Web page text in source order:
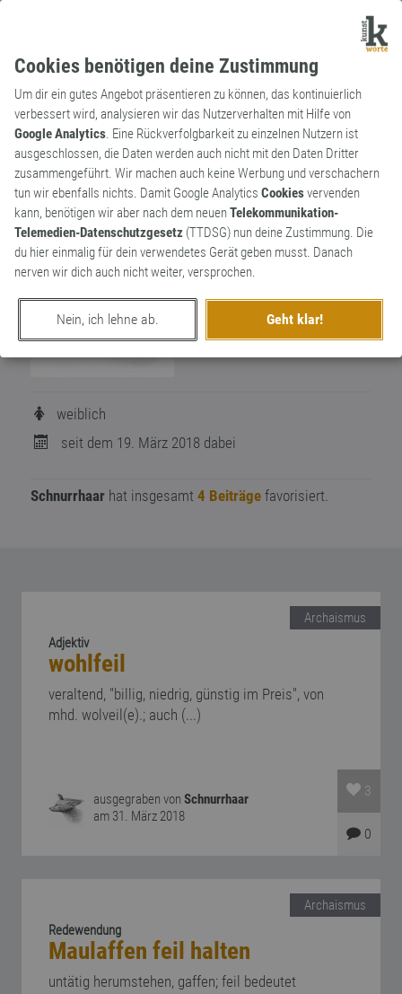
Cookies benötigen deine Zustimmung
Um dir ein gutes Angebot präsentieren zu können, das kontinuierlich
verbessert wird, analysieren wir das Nutzerverhalten mit Hilfe von
Google Analytics. Eine Rückverfolgbarkeit zu einzelnen Nutzern ist
ausgeschlossen, die Daten werden auch nicht mit den Daten Dritter
zusammengeführt. Wir machen auch keine Werbung und verschachern
tun wir ebenfalls nichts. Damit Google Analytics Cookiesvervenden
kann, benötigen wir aber nach dem neuenTelekommunikation-
Telemedien-Datenschutzgesetz (TTDSG) nun deine Zustimmung. Die
du hier einmalig für dein verwendetes Gerät geben musst. Danach
nerven wir dich auch nicht weiter, versprochen.
Nein, ich lehne ab. Geht klar!
Wortkünstlerin
Schnurrhaar
7
11
weiblich
seit dem 19. März 2018 dabei
Schnurrhaarhat insgesamt 4 Beiträgefavorisiert.
Archaismus
Adjektiv
wohlfeil
veraltend, "billig, niedrig, günstig im Preis", von
mhd. wolveil(e).; auch (...)
ausgegraben vonSchnurrhaar
am 31. März 2018
3
0
Archaismus
Redewendung
Maulaffen feil halten
untätig herumstehen, gaffen; feil bedeutet